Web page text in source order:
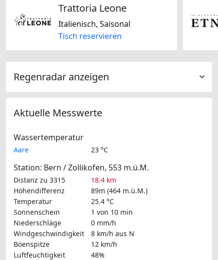
Trattoria Leone
Italienisch, Saisonal
Tisch reservieren
Regenradar anzeigen
Aktuelle Messwerte
Wassertemperatur
Aare 23 °C
Station: Bern / Zollikofen, 553 m.ü.M.
Distanz zu 3315
18.4 km
Höhendifferenz
89m (464 m.ü.M.)
Temperatur
25.4 °C
Sonnenschein
1 von 10 min
Niederschläge
0 mm/h
Windgeschwindigkeit
8 km/h aus N
Böenspitze
12 km/h
Luftfeuchtigkeit
48%